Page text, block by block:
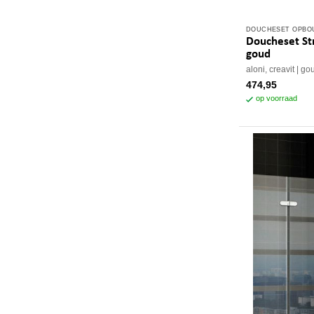
DOUCHESET
Doucheset
goud
aloni, creavit
474,95
op voorraad